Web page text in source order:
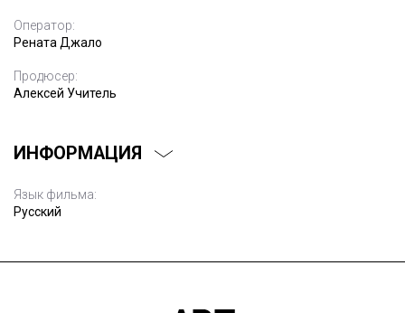
Оператор:
Рената Джало
Продюсер:
Алексей Учитель
ИНФОРМАЦИЯ
Язык фильма:
Русский